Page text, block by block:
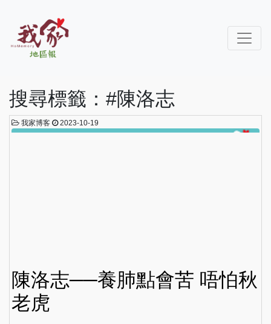
搜尋標籤：#陳洛志
我家博客 2023-10-19
陳洛志──養肺點會苦 唔怕秋
老虎